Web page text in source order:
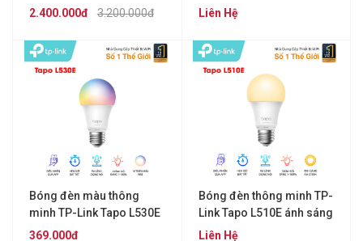
3.200.000đ
2.400.000đ
E27
Liên Hệ
Bóng đèn màu thông
minh TP-Link Tapo L530E
16 triệu màu
369.000đ
Bóng đèn thông minh TP-
Link Tapo L510E ánh sáng
ấm 2700K
Liên Hệ